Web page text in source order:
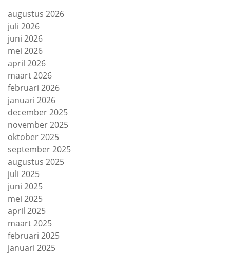
augustus 2026
juli 2026
juni 2026
mei 2026
april 2026
maart 2026
februari 2026
januari 2026
december 2025
november 2025
oktober 2025
september 2025
augustus 2025
juli 2025
juni 2025
mei 2025
april 2025
maart 2025
februari 2025
januari 2025